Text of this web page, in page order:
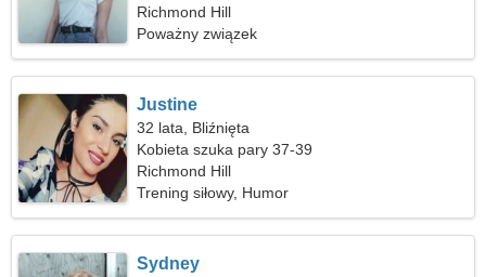
Richmond Hill
Poważny związek
Justine
32 lata, Bliźnięta
Kobieta szuka pary 37-39
Richmond Hill
Trening siłowy, Humor
Sydney